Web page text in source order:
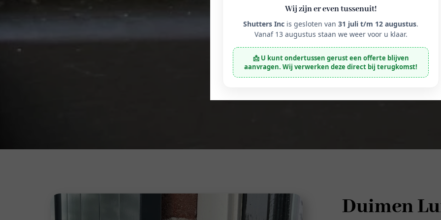
Duimen
Wij zijn er even tussenuit!
Shutters Inc is gesloten van 31 juli t/m 12 augustus.
Vanaf 13 augustus staan we weer voor u klaar.
📩 U kunt ondertussen gerust een offerte blijven
aanvragen. Wij verwerken deze direct bij terugkomst!